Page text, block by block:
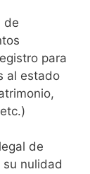
de
para
al estado
de
nulidad